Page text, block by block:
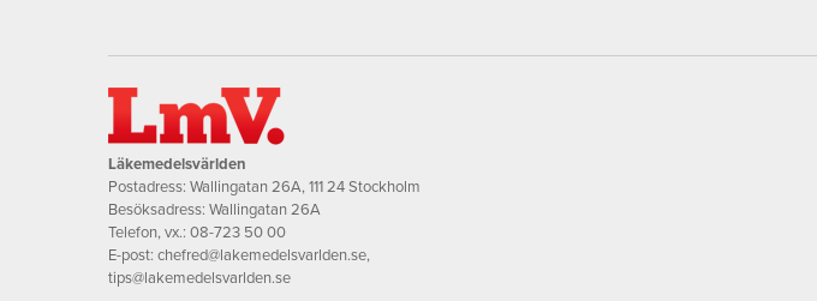
Läkemedelsvärlden
Postadress: Wallingatan 26A, 111 24 Stockholm
Besöksadress: Wallingatan 26A
Telefon, vx.: 08-723 50 00
E-post: chefred@lakemedelsvarlden.se,
tips@lakemedelsvarlden.se